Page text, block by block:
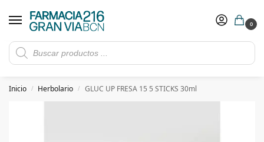
0
Rebajas de verano hasta -30%
​ 5€ de descuento con el cupón 5GRANVIA (compras superiores a 150€)
Inicio / Herbolario / GLUC UP FRESA 15 5 STICKS 30ml